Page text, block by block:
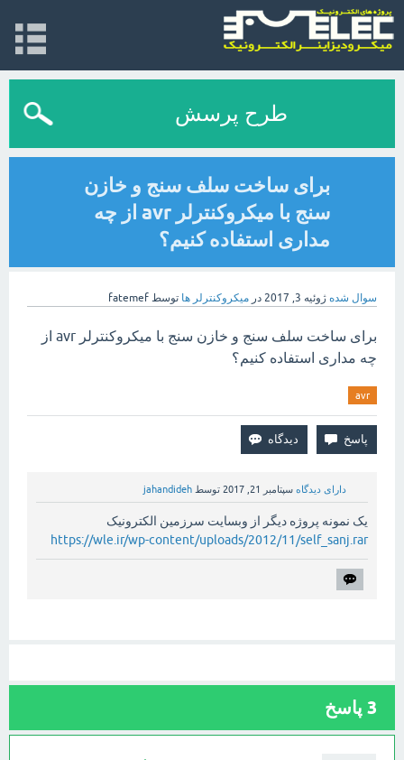
طرح پرسش
برای ساخت سلف سنج و خازن
سنج با میکروکنترلر avr از چه
مداری استفاده کنیم؟
سوال شده ژوئیه 3, 2017 در میکروکنترلر ها توسط fatemef
برای ساخت سلف سنج و خازن سنج با میکروکنترلر avr از
چه مداری استفاده کنیم؟
avr
دارای دیدگاه سپتامبر 21, 2017 توسط jahandideh
یک نمونه پروژه دیگر از وبسایت سرزمین الکترونیک
https://wle.ir/wp-content/uploads/2012/11/self_sanj.rar
3 پاسخ